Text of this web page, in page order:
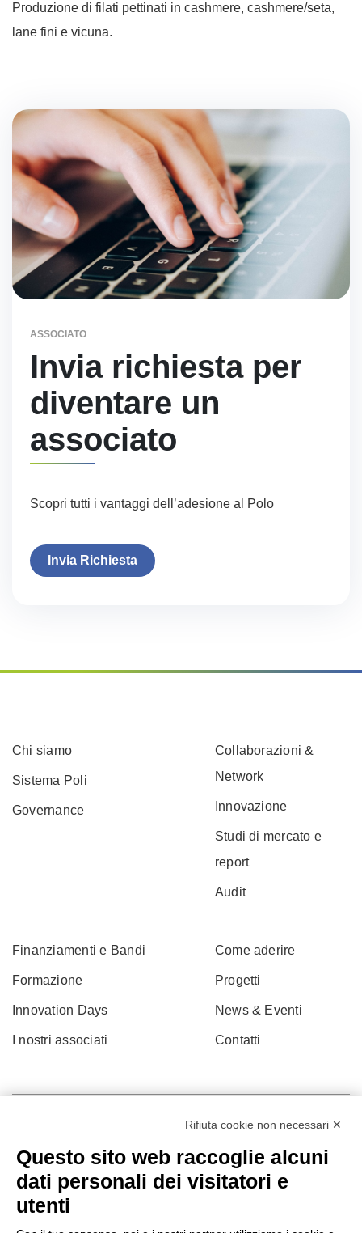
Produzione di filati pettinati in cashmere, cashmere/seta,
lane fini e vicuna.
ASSOCIATO
Invia richiesta per
diventare un
associato
Scopri tutti i vantaggi dell’adesione al Polo
Invia Richiesta
Chi siamo
Sistema Poli
Governance
Collaborazioni &
Network
Innovazione
Studi di mercato e
report
Audit
Finanziamenti e Bandi
Formazione
Innovation Days
I nostri associati
Come aderire
Progetti
News & Eventi
Contatti
Rifiuta cookie non necessari ✕
Questo sito web raccoglie alcuni
dati personali dei visitatori e
utenti